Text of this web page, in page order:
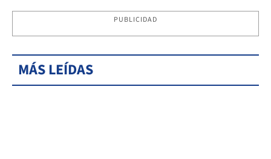
PUBLICIDAD
MÁS LEÍDAS